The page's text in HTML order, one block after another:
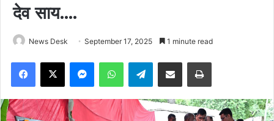
देव साय….
News Desk September 17, 2025 1 minute read
Facebook
X MessengerWhatsAppTelegramShare via Email Print